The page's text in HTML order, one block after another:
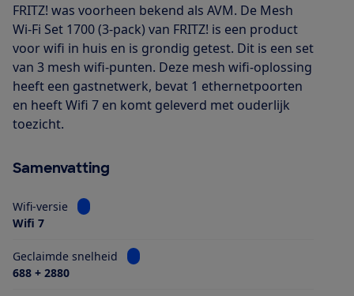
FRITZ! was voorheen bekend als AVM. De Mesh
Wi-Fi Set 1700 (3-pack) van FRITZ! is een product
voor wifi in huis en is grondig getest. Dit is een set
van 3 mesh wifi-punten. Deze mesh wifi-oplossing
heeft een gastnetwerk, bevat 1 ethernetpoorten
en heeft Wifi 7 en komt geleverd met ouderlijk
toezicht.
Samenvatting
Wifi-versie
Bekijk informatie voor Wifi-versie
Wifi 7
Geclaimde snelheid
Bekijk informatie voor Geclaimde snelheid
688 + 2880